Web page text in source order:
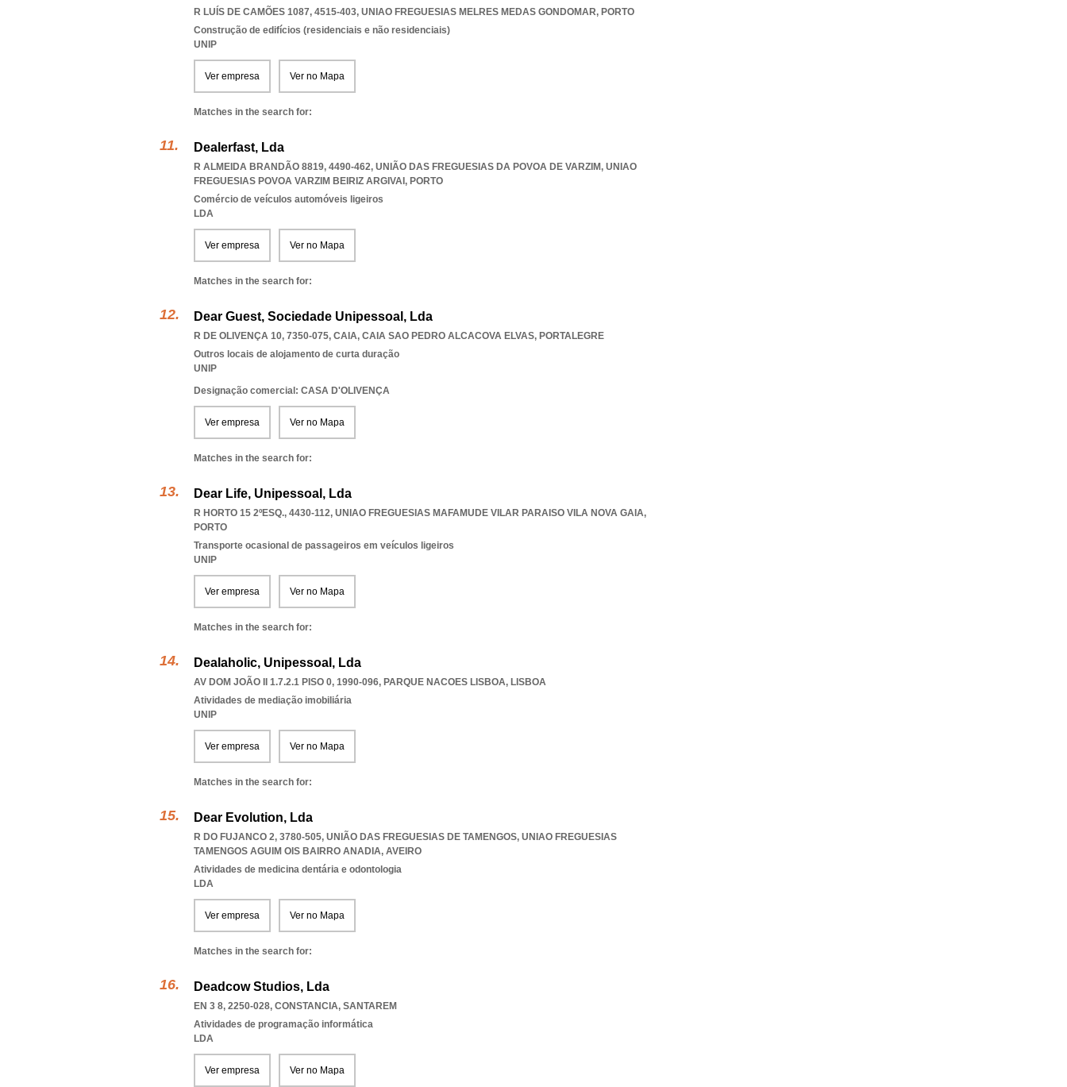
R LUÍS DE CAMÕES 1087, 4515-403, UNIAO FREGUESIAS MELRES MEDAS GONDOMAR, PORTO
Construção de edifícios (residenciais e não residenciais)
UNIP
Ver empresa Ver no Mapa
Matches in the search for:
Dealerfast, Lda
R ALMEIDA BRANDÃO 8819, 4490-462, UNIÃO DAS FREGUESIAS DA POVOA DE VARZIM, UNIAO
FREGUESIAS POVOA VARZIM BEIRIZ ARGIVAI , PORTO
Comércio de veículos automóveis ligeiros
LDA
Ver empresa Ver no Mapa
Matches in the search for:
Dear Guest, Sociedade Unipessoal, Lda
R DE OLIVENÇA 10, 7350-075, CAIA, CAIA SAO PEDRO ALCACOVA ELVAS, PORTALEGRE
Outros locais de alojamento de curta duração
UNIP
Designação comercial: CASA D'OLIVENÇA
Ver empresa Ver no Mapa
Matches in the search for:
Dear Life, Unipessoal, Lda
R HORTO 15 2ºESQ., 4430-112, UNIAO FREGUESIAS MAFAMUDE VILAR PARAISO VILA NOVA GAIA,
PORTO
Transporte ocasional de passageiros em veículos ligeiros
UNIP
Ver empresa Ver no Mapa
Matches in the search for:
Dealaholic, Unipessoal, Lda
AV DOM JOÃO II 1.7.2.1 PISO 0, 1990-096, PARQUE NACOES LISBOA, LISBOA
Atividades de mediação imobiliária
UNIP
Ver empresa Ver no Mapa
Matches in the search for:
Dear Evolution, Lda
R DO FUJANCO 2, 3780-505, UNIÃO DAS FREGUESIAS DE TAMENGOS, UNIAO FREGUESIAS
TAMENGOS AGUIM OIS BAIRRO ANADIA, AVEIRO
Atividades de medicina dentária e odontologia
LDA
Ver empresa Ver no Mapa
Matches in the search for:
Deadcow Studios, Lda
EN 3 8, 2250-028, CONSTANCIA, SANTAREM
Atividades de programação informática
LDA
Ver empresa Ver no Mapa